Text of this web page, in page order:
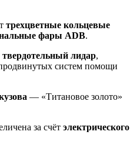
трехцветные кольцевые
фары ADB.
лидар,
систем помощи
— «Титановое золото»
за счёт электрического